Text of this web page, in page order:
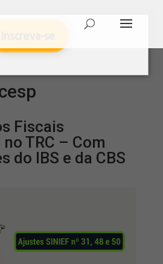
Fiscais
TRC – Com
do IBS e da CBS